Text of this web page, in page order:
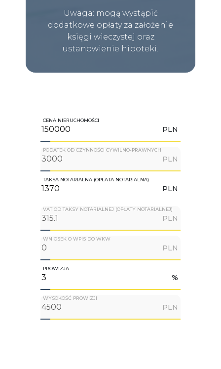
Uwaga: mogą wystąpić
dodatkowe opłaty za założenie
księgi wieczystej oraz
ustanowienie hipoteki.
CENA NIERUCHOMOŚCI
PLN
PODATEK OD CZYNNOŚCI CYWILNO-PRAWNYCH
PLN
TAKSA NOTARIALNA (OPŁATA NOTARIALNA)
PLN
VAT OD TAKSY NOTARIALNEJ (OPŁATY NOTARIALNEJ)
PLN
WNIOSEK O WPIS DO WKW
PLN
PROWIZJA
%
WYSOKOŚĆ PROWIZJI
PLN